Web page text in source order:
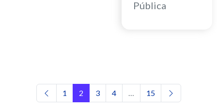
Pública
Navegación de entradas
1 2 3 4 15